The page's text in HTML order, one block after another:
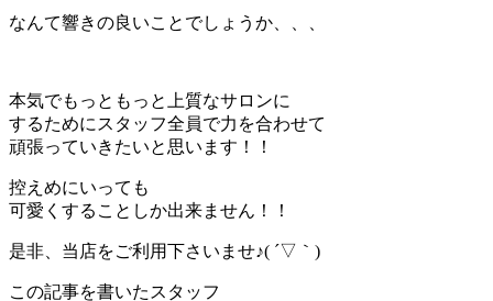
なんて響きの良いことでしょうか、、、
本気でもっともっと上質なサロンに
するためにスタッフ全員で力を合わせて
頑張っていきたいと思います！！
控えめにいっても
可愛くすることしか出来ません！！
是非、当店をご利用下さいませ♪( ´▽｀)
この記事を書いたスタッフ